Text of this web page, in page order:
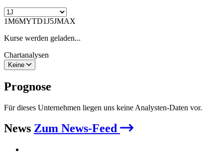
1M6MYTD1J5JMAX
Kurse werden geladen...
Chartanalysen
Keine
Prognose
Für dieses Unternehmen liegen uns keine Analysten-Daten vor.
News Zum News-Feed